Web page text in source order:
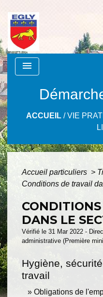
menu
ACCUEIL/VIE
Accueil particuliers >
Conditions de travail
DANS LE
Vérifié le 31 Mar 2022 -
administrative (Première
Hygiène,
travail
Obligations de